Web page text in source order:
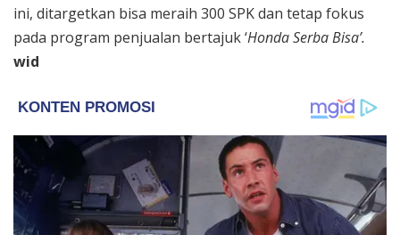
ini, ditargetkan bisa meraih 300 SPK dan tetap fokus
pada program penjualan bertajuk ‘Honda Serba Bisa’.
wid